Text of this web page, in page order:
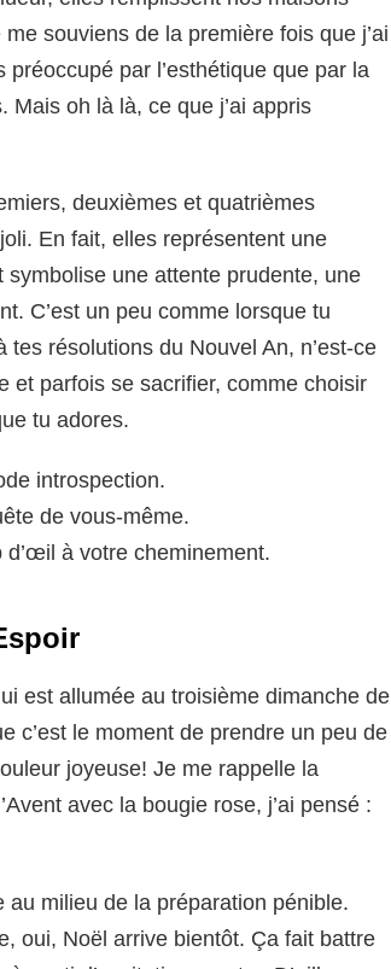
souviens de la première fois que j’ai
préoccupé par l’esthétique que par la
oh là là, ce que j’ai appris
deuxièmes et quatrièmes
En fait, elles représentent une
une attente prudente, une
C’est un peu comme lorsque tu
résolutions du Nouvel An, n’est-ce
et parfois se sacrifier, comme choisir
tu adores.
introspection.
de vous-même.
d’œil à votre cheminement.
est allumée au troisième dimanche de
c’est le moment de prendre un peu de
joyeuse! Je me rappelle la
avec la bougie rose, j’ai pensé :
milieu de la préparation pénible.
oui, Noël arrive bientôt. Ça fait battre